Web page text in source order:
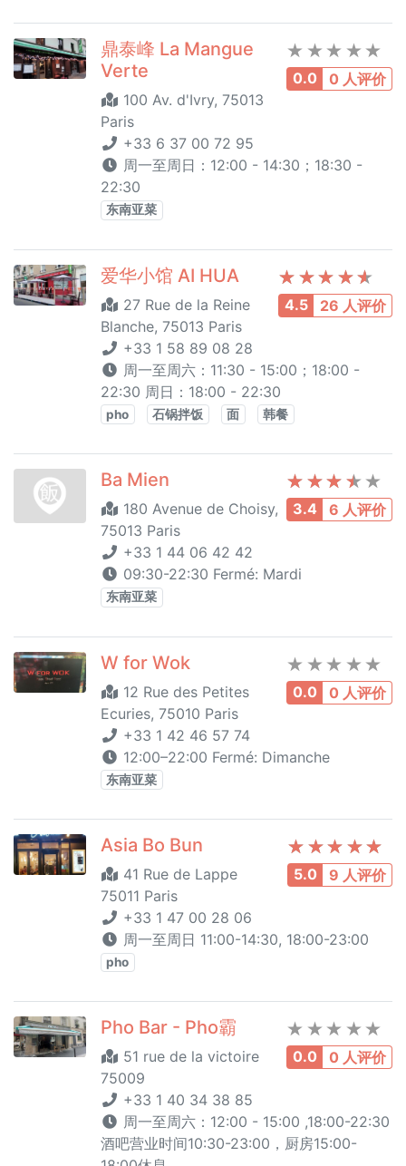
0.0 0 人评价
鼎泰峰 La Mangue
Verte
100 Av. d'Ivry, 75013
Paris
+33 6 37 00 72 95
周一至周日：12:00 - 14:30；18:30 -
22:30
东南亚菜
4.5 26 人评价
爱华小馆 AI HUA
27 Rue de la Reine
Blanche, 75013 Paris
+33 1 58 89 08 28
周一至周六：11:30 - 15:00；18:00 -
22:30 周日：18:00 - 22:30
pho 石锅拌饭 面 韩餐
3.4 6 人评价
Ba Mien
180 Avenue de Choisy,
75013 Paris
+33 1 44 06 42 42
09:30-22:30 Fermé: Mardi
东南亚菜
0.0 0 人评价
W for Wok
12 Rue des Petites
Ecuries, 75010 Paris
+33 1 42 46 57 74
12:00–22:00 Fermé: Dimanche
东南亚菜
5.0 9 人评价
Asia Bo Bun
41 Rue de Lappe
75011 Paris
+33 1 47 00 28 06
周一至周日 11:00-14:30, 18:00-23:00
pho
0.0 0 人评价
Pho Bar - Pho霸
51 rue de la victoire
75009
+33 1 40 34 38 85
周一至周六：12:00 - 15:00 ,18:00-22:30
酒吧营业时间10:30-23:00，厨房15:00-